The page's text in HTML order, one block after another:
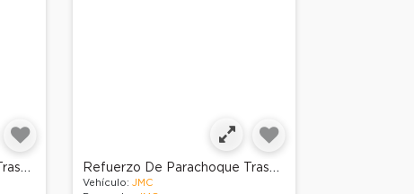
Refuerzo De Parachoque Trasero Refuerzo De Parachoque Trasero
Vehículo:JMC